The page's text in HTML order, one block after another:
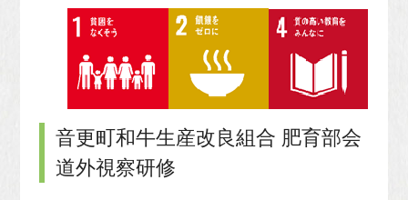
音更町和牛生産改良組合 肥育部会
道外視察研修